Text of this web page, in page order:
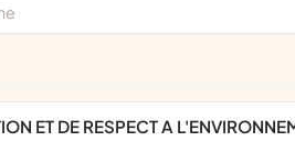
ET DE RESPECT A